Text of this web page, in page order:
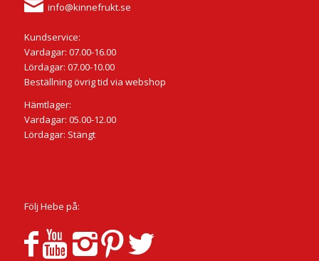
info@kinnefrukt.se
Kundservice:
Vardagar: 07.00-16.00
Lördagar: 07.00-10.00
Beställning övrig tid via webshop
Hämtlager:
Vardagar: 05.00-12.00
Lördagar: Stängt
Följ Hebe på: